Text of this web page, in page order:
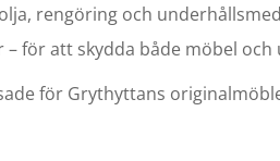
rengöring och
– för att skydda både möbel och
för Grythyttans